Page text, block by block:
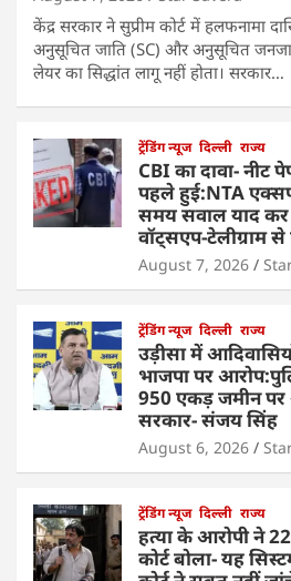
केंद्र सरकार ने सुप्रीम कोर्ट में हलफनामा
अनुसूचित जाति (SC) और अनुसूचित
लेयर का सिद्धांत लागू नहीं होता। सरकार…
ट्रेंडिंग न्यूज दिल्ली राज्य
CBI का दावा- नीट
पहले हुई:NTA
समय सवाल याद कर
वॉट्सएप-टेलीग्राम
August 7, 2026
ट्रेंडिंग न्यूज दिल्ली राज्य
उड़ीसा में
भाजपा पर
950 एकड़ जमीन
सरकार- संजय सिंह
August 6, 2026
ट्रेंडिंग न्यूज दिल्ली राज्य
हत्या के आरोपी ने
कोर्ट बोला- यह